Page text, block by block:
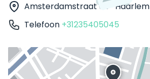
Amsterdamstraat 68 Haarlem
Telefoon +31235405045